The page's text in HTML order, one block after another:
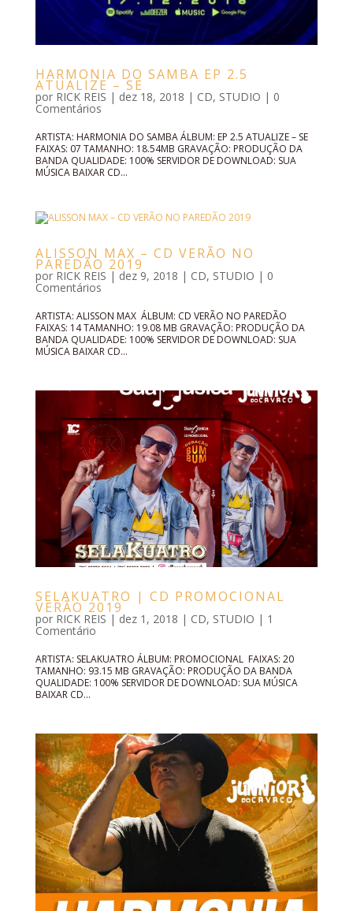
HARMONIA DO SAMBA EP 2.5
ATUALIZE – SE
por RICK REIS | dez 18, 2018 | CD, STUDIO | 0
Comentários
ARTISTA: HARMONIA DO SAMBA ÁLBUM: EP 2.5 ATUALIZE – SE
FAIXAS: 07 TAMANHO: 18.54MB GRAVAÇÃO: PRODUÇÃO DA
BANDA QUALIDADE: 100% SERVIDOR DE DOWNLOAD: SUA
MÚSICA BAIXAR CD...
ALISSON MAX – CD VERÃO NO
PAREDÃO 2019
por RICK REIS | dez 9, 2018 | CD, STUDIO | 0
Comentários
ARTISTA: ALISSON MAX ÁLBUM: CD VERÃO NO PAREDÃO
FAIXAS: 14 TAMANHO: 19.08 MB GRAVAÇÃO: PRODUÇÃO DA
BANDA QUALIDADE: 100% SERVIDOR DE DOWNLOAD: SUA
MÚSICA BAIXAR CD...
SELAKUATRO | CD PROMOCIONAL
VERÃO 2019
por RICK REIS | dez 1, 2018 | CD, STUDIO | 1
Comentário
ARTISTA: SELAKUATRO ÁLBUM: PROMOCIONAL FAIXAS: 20
TAMANHO: 93.15 MB GRAVAÇÃO: PRODUÇÃO DA BANDA
QUALIDADE: 100% SERVIDOR DE DOWNLOAD: SUA MÚSICA
BAIXAR CD...